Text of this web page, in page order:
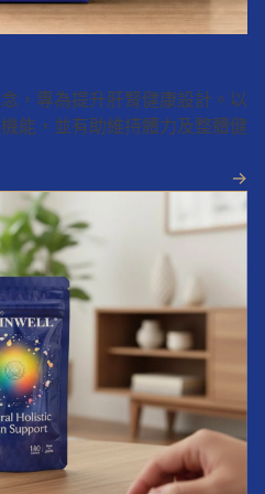
，專為提升肝腎健康設計。以
能，並有助維持體力及整體健
->